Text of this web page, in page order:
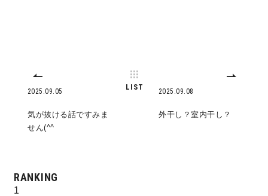
近日分譲予定情報
動画ギャラリー 採用情報
よくある質問
2025.09.05
気が抜ける話ですみま
せん(^^
LIST 2025.09.08
外干し？室内干し？
RANKING
1